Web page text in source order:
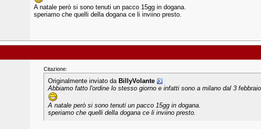
A natale però si sono tenuti un pacco 15gg in dogana.
speriamo che quelli della dogana ce li inviino presto.
Citazione:
Originalmente inviato da BillyVolante
Abbiamo fatto l'ordine lo stesso giorno e infatti sono a milano dal 3
A natale però si sono tenuti un pacco 15gg in dogana.
speriamo che quelli della dogana ce li inviino presto.